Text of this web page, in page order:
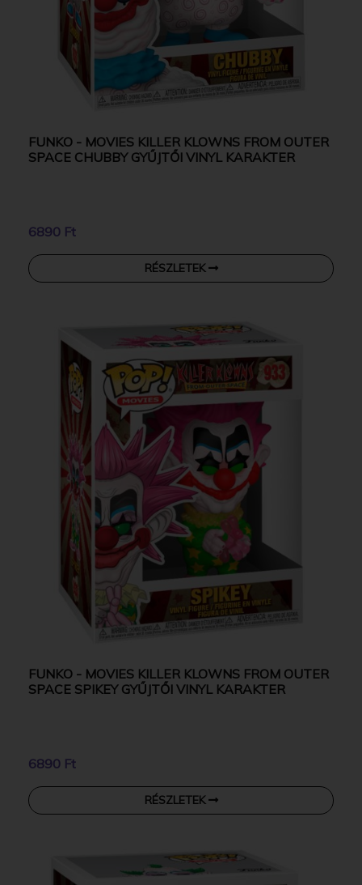
FUNKO - MOVIES KILLER KLOWNS FROM OUTER
SPACE CHUBBY GYŰJTŐI VINYL KARAKTER
6890 Ft
RÉSZLETEK
FUNKO - MOVIES KILLER KLOWNS FROM OUTER
SPACE SPIKEY GYŰJTŐI VINYL KARAKTER
6890 Ft
RÉSZLETEK